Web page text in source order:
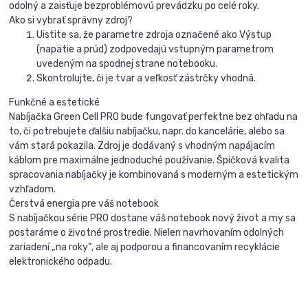
odolný a zaisťuje bezproblémovú prevádzku po celé roky.
Ako si vybrať správny zdroj?
Uistite sa, že parametre zdroja označené ako Výstup
(napätie a prúd) zodpovedajú vstupným parametrom
uvedeným na spodnej strane notebooku.
Skontrolujte, či je tvar a veľkosť zástrčky vhodná.
Funkčné a estetické
Nabíjačka Green Cell PRO bude fungovať perfektne bez ohľadu na
to, či potrebujete ďalšiu nabíjačku, napr. do kancelárie, alebo sa
vám stará pokazila. Zdroj je dodávaný s vhodným napájacím
káblom pre maximálne jednoduché používanie. Špičková kvalita
spracovania nabíjačky je kombinovaná s moderným a estetickým
vzhľadom.
Čerstvá energia pre váš notebook
S nabíjačkou série PRO dostane váš notebook nový život a my sa
postaráme o životné prostredie. Nielen navrhovaním odolných
zariadení „na roky“, ale aj podporou a financovaním recyklácie
elektronického odpadu.